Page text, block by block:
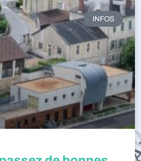
INFOS